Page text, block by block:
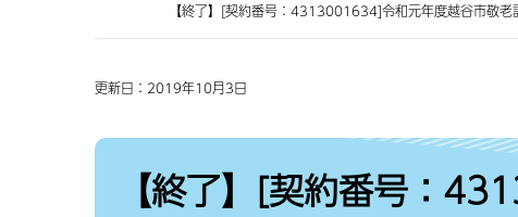
【終了】[契約番号：4313001634]令和元年度越谷市敬老
更新日：2019年10月3日
【終了】[契約番号：